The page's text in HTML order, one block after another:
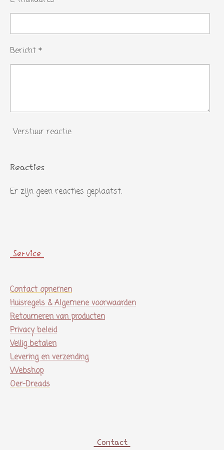
n
Bericht *
Verstuur reactie
Reacties
Er zijn geen reacties geplaatst.
Service
Contact opnemen
Huisregels & Algemene voorwaarden
Retourneren van producten
Privacy beleid
Veilig betalen
Levering en verzending
Webshop
Oer-Dreads
Contact